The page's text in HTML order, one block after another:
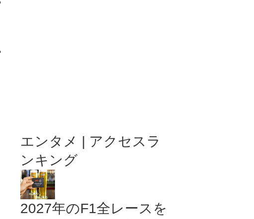
エンタメ | アクセスラ
ンキング
2027年のF1全レースを